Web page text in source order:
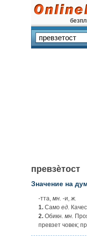
превзѐтост
Значение на
‑тта, мн. ‑и,ж.
1. Само ед.
2. Обикн. мн.
превзет човек;